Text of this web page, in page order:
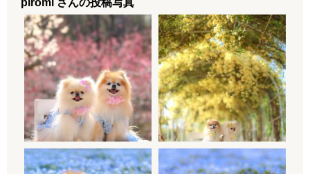
piromi さんの投稿写真